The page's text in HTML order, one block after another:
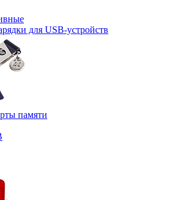
для USB-устройств
памяти